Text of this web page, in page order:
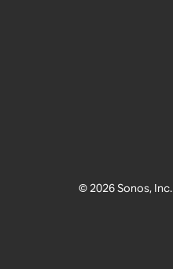
© 2026 Sonos, Inc.